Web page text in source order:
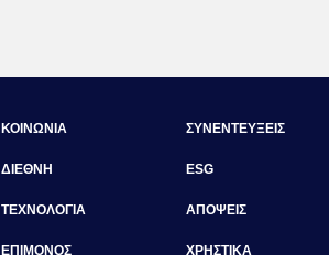
ΚΟΙΝΩΝΙΑ
ΔΙΕΘΝΗ
ΤΕΧΝΟΛΟΓΙΑ
ΕΠΙΜΟΝΟΣ
ΣΥΝΕΝΤΕΥΞΕΙΣ
ESG
ΑΠΟΨΕΙΣ
ΧΡΗΣΤΙΚΑ